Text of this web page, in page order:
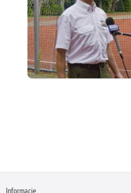
Informacje